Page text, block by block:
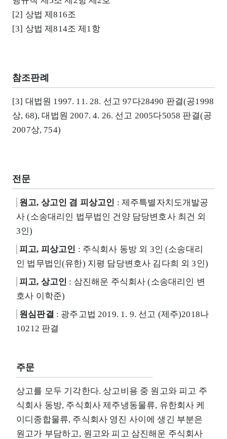
[2] 상법 제816조
[3] 상법 제814조 제1항
참조판례
[3] 대법원 1997. 11. 28. 선고 97다28490 판결(공1998
상, 68), 대법원 2007. 4. 26. 선고 2005다5058 판결(공
2007상, 754)
전문
원고, 상고인 겸 피상고인 : 제주특별자치도개발공
사 (소송대리인 법무법인 건양 담당변호사 최건 외
3인)
피고, 피상고인 : 주식회사 동방 외 3인 (소송대리
인 법무법인(유한) 지평 담당변호사 김다희 외 3인)
피고, 상고인 : 삼진해운 주식회사 (소송대리인 변
호사 이학준)
원심판결 : 광주고법 2019. 1. 9. 선고 (제주)2018나
10212 판결
주문
상고를 모두 기각한다. 상고비용 중 원고와 피고 주
식회사 동방, 주식회사 제주냉동물류, 유한회사 케
이디종합물류, 주식회사 영진 사이에 생긴 부분은
원고가 부담하고, 원고와 피고 삼진해운 주식회사